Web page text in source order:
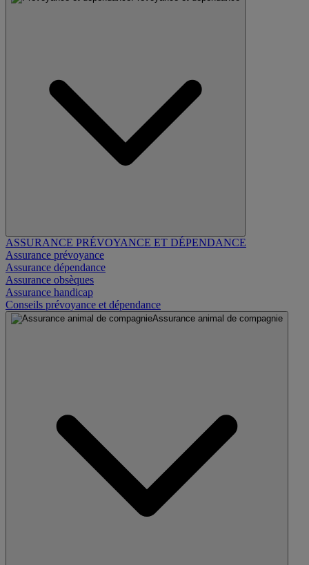
ASSURANCE PRÉVOYANCE ET DÉPENDANCE
Assurance prévoyance
Assurance dépendance
Assurance obsèques
Assurance handicap
Conseils prévoyance et dépendance
Assurance animal de compagnie